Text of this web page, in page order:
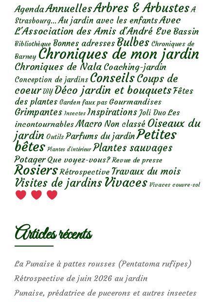
AgendaAnnuellesArbres & Arbustes A
Strasbourg... Au jardin avec les enfantsAvec
L'Association des Amis d'André Eve Bassin
Bibliothèque Bonnes adresses Bulbes Chroniques de
Barney Chroniques de mon jardin
Chroniques de Nala Coaching-jardin
Conception de jardins ConseilsCoups de
coeur DIY Déco jardin et bouquetsFêtes
des plantes Garden faux pas Gourmandises
Grimpantes Insectes Inspirations Joli Duo Les
incontournables Macro Non classé Oiseaux du
jardin Outils Parfums du jardinPetites
bêtes Plantes d’intérieur Plantes sauvages
Potager Que voyez-vous? Revue de presse
Rosiers Rétrospective Travaux du mois
Visites de jardins Vivaces Vivaces couvre-sol
Articles récents
La Punaise à pattes rousses (Pentatoma rufipes)
Rétrospective de juin 2026 au jardin
Punaise, prédatrice de pucerons et autres insectes